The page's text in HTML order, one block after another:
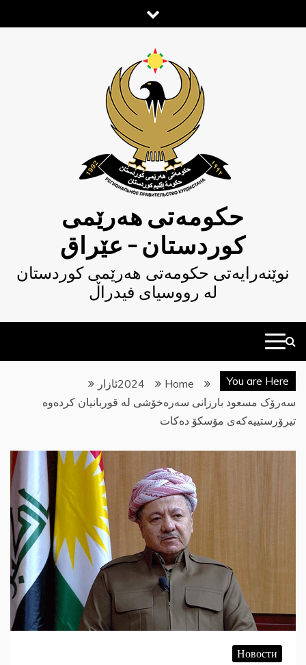
to
حکومەتی هەرێمی
کوردستان – عێراق
نوێنەرایەتی حکومەتى هەرێمی کوردستان
لە رووسیای فیدراڵ
You are Here
Home
2024ئازار
سەرۆک مسعود بارزانی سەرەخۆشی لە قوربانیان کردەوە
تیرۆرستییەکەی مۆسکۆ دەکات
Новости